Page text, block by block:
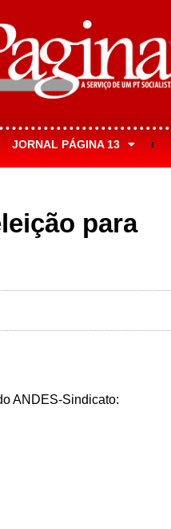
JORNAL PÁGINA 13
para
ANDES-Sindicato: